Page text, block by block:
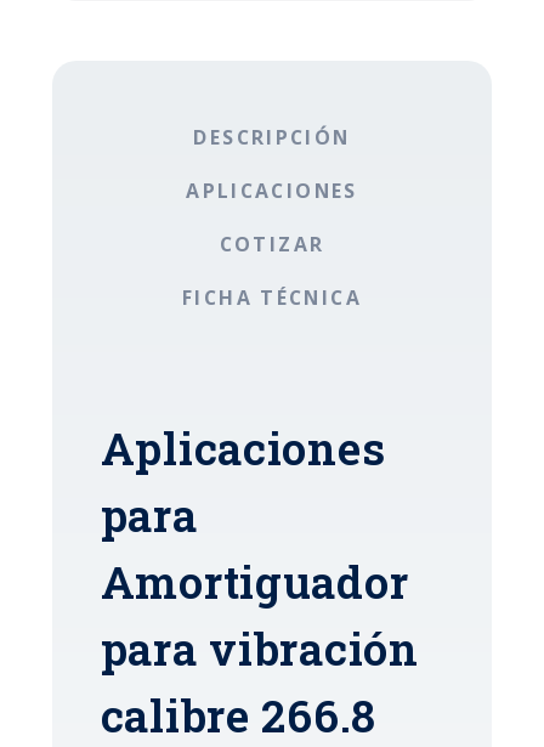
DESCRIPCIÓN
APLICACIONES
COTIZAR
FICHA TÉCNICA
Aplicaciones
para
Amortiguador
para vibración
calibre 266.8